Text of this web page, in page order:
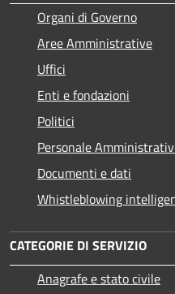
Organi di Governo
Aree Amministrative
Uffici
Enti e fondazioni
Politici
Personale
Documenti e dati
Whistleblowing
CATEGORIE DI SERVIZIO
Anagrafe e stato civile